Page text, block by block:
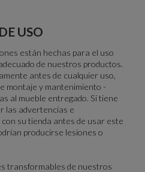
USO
están hechas para el uso
de nuestros productos.
antes de cualquier uso,
montaje y mantenimiento -
al mueble entregado. Si tiene
las advertencias e
su tienda antes de usar este
producirse lesiones o
transformables de nuestros